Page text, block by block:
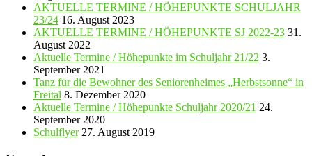
AKTUELLE TERMINE / HÖHEPUNKTE SCHULJAHR
23/24 16. August 2023
AKTUELLE TERMINE / HÖHEPUNKTE SJ 2022-23 31.
August 2022
Aktuelle Termine / Höhepunkte im Schuljahr 21/22 3.
September 2021
Tanz für die Bewohner des Seniorenheimes „Herbstsonne“ in
Freital 8. Dezember 2020
Aktuelle Termine / Höhepunkte Schuljahr 2020/21 24.
September 2020
Schulflyer 27. August 2019